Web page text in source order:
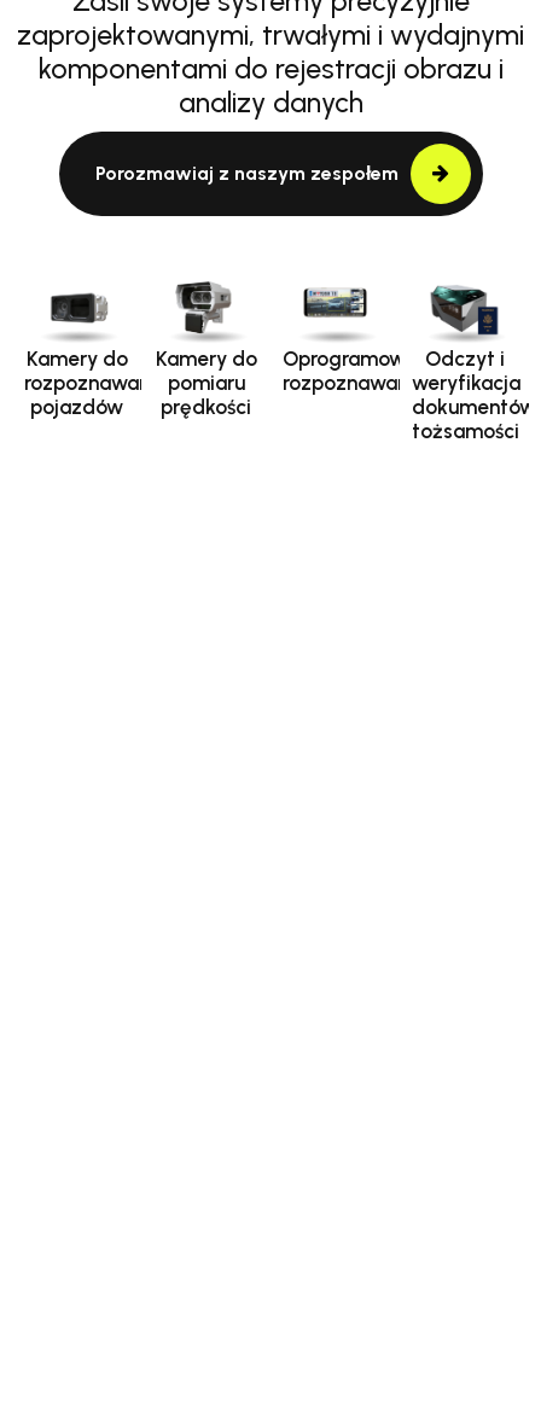
zaprojektowanymi, trwałymi i wydajnymi
komponentami do rejestracji obrazu i
analizy danych
Porozmawiaj z naszym zespołem
Kamery do
rozpoznawania
pojazdów
Kamery do
pomiaru
prędkości
Oprogramowanie
rozpoznawania
Odczyt i
weryfikacja
dokumentów
tożsamości